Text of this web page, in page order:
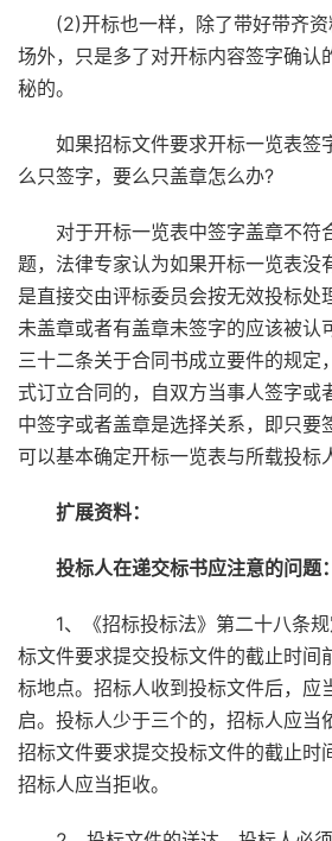
(2)开标也一样，除了带好带齐资
场外，只是多了对开标内容签字确认
秘的。
如果招标文件要求开标一览表签
么只签字，要么只盖章怎么办?
对于开标一览表中签字盖章不符
题，法律专家认为如果开标一览表没
是直接交由评标委员会按无效投标处
未盖章或者有盖章未签字的应该被认
三十二条关于合同书成立要件的规定
式订立合同的，自双方当事人签字或
中签字或者盖章是选择关系，即只要
可以基本确定开标一览表与所载投标
扩展资料：
投标人在递交标书应注意的问题：
1、《招标投标法》第二十八条规
标文件要求提交投标文件的截止时间
标地点。招标人收到投标文件后，应
启。投标人少于三个的，招标人应当
招标文件要求提交投标文件的截止时
招标人应当拒收。